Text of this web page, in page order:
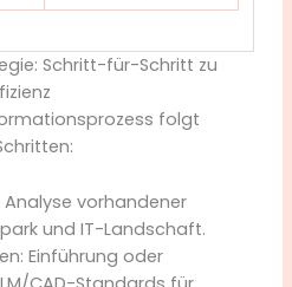
Schritt-für-Schritt zu
folgt
vorhandener
und IT-Landschaft.
Einführung oder